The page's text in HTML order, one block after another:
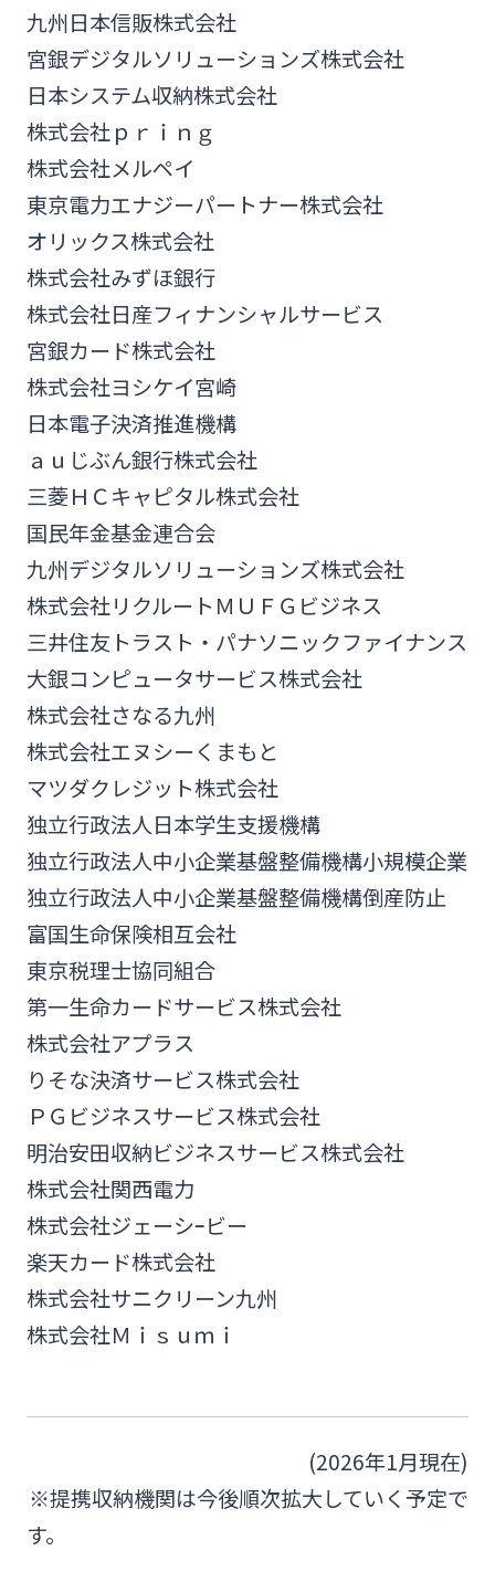
九州日本信販株式会社
宮銀デジタルソリューションズ株式会社
日本システム収納株式会社
株式会社ｐｒｉｎｇ
株式会社メルペイ
東京電力エナジーパートナー株式会社
オリックス株式会社
株式会社みずほ銀行
株式会社日産フィナンシャルサービス
宮銀カード株式会社
株式会社ヨシケイ宮崎
日本電子決済推進機構
ａｕじぶん銀行株式会社
三菱ＨＣキャピタル株式会社
国民年金基金連合会
九州デジタルソリューションズ株式会社
株式会社リクルートＭＵＦＧビジネス
三井住友トラスト・パナソニックファイナンス
大銀コンピュータサービス株式会社
株式会社さなる九州
株式会社エヌシーくまもと
マツダクレジット株式会社
独立行政法人日本学生支援機構
独立行政法人中小企業基盤整備機構小規模企業
独立行政法人中小企業基盤整備機構倒産防止
富国生命保険相互会社
東京税理士協同組合
第一生命カードサービス株式会社
株式会社アプラス
りそな決済サービス株式会社
ＰＧビジネスサービス株式会社
明治安田収納ビジネスサービス株式会社
株式会社関西電力
株式会社ジェーシｰビー
楽天カード株式会社
株式会社サニクリーン九州
株式会社Ｍｉｓｕｍｉ
(2026年1月現在)
※提携収納機関は今後順次拡大していく予定で
す。